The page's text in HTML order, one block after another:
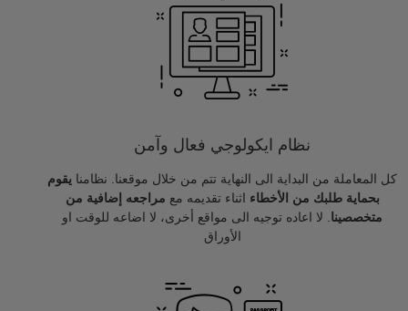
نظام ايكولوجي فعال وآمن
كل المعاملة من البداية الى النهاية تتم من خلال موقعنا. نظامنا يقوم
بحماية طلبك من الأخطاء اثناء تقديمه مع مراجعه إضافية من
متخصصينا . لا اعاده توجيه الى مواقع أخرى، لا اضاعه للوقت او
الأوراق